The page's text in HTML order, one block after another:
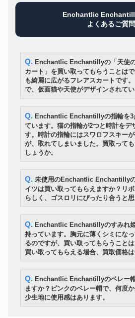
Enchantlic
よくあるご質問
Q. Enchantlic Enchantillyの「天使の舞踏会にお呼ばれス
カート」を買い取ってもらうことは
も綺麗に広がるフレアスカートです
で、仮面猫や天使がデザインされてい
Q. Enchantlic Enchantillyの指輪を3点を売りたいと思っ
ています。猫の指輪が2つと時計をデ
す。時計の指輪にはスワロフスキー
が、取れてしまいました。買取って
しょうか。
Q. 未使用のEnchantlic Enchantillyのリボンストラップタ
イツは買い取ってもらえますか？リ
らしく、ゴスロリにぴったり合うと思
Q. Enchantlic Enchantillyのすみれ姫の王冠ワンピースを
持っています。胸元に薄くシミにな
るのですが、買い取ってもらうことは
買い取ってもらえる場合、買取価格
Q. Enchantlic Enchantillyのベレー帽は買い取ってもらえ
ますか？ピンクのベレー帽で、何度
少生地に使用感はあります。